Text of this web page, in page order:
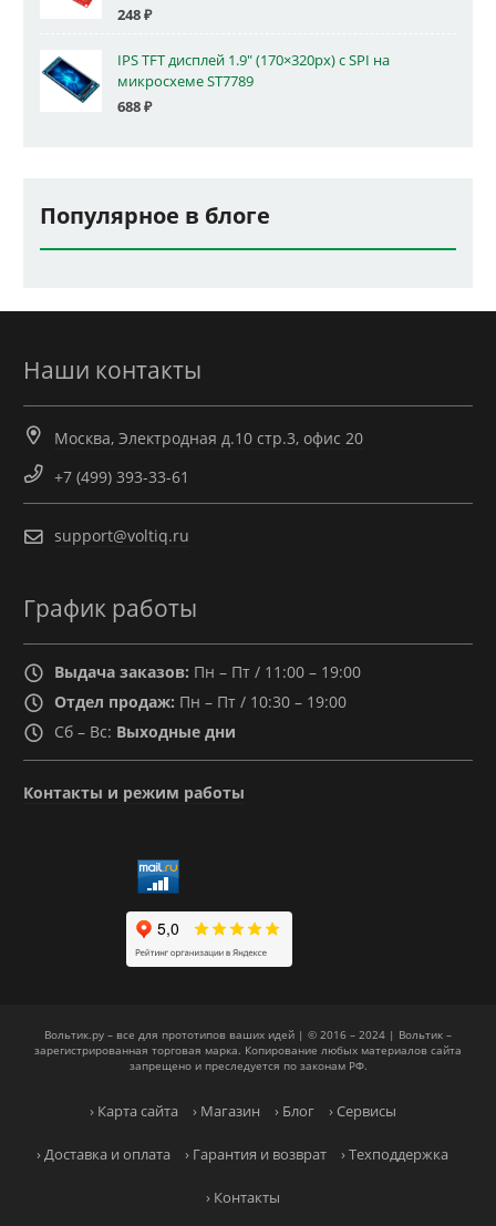
248₽
IPS TFT дисплей 1.9" (170×320px) с SPI на
микросхеме ST7789
688₽
Популярное в блоге
Наши контакты
Москва, Электродная д.10 стр.3, офис 20
+7 (499) 393-33-61
support@voltiq.ru
График работы
Выдача заказов: Пн – Пт / 11:00 – 19:00
Отдел продаж: Пн – Пт / 10:30 – 19:00
Сб – Вс: Выходные дни
Контакты и режим работы
Вольтик.ру – все для прототипов ваших идей | © 2016 – 2024 | Вольтик –
зарегистрированная торговая марка. Копирование любых материалов сайта
запрещено и преследуется по законам РФ.
› Карта сайта › Магазин › Блог › Сервисы
› Доставка и оплата › Гарантия и возврат › Техподдержка
› Контакты